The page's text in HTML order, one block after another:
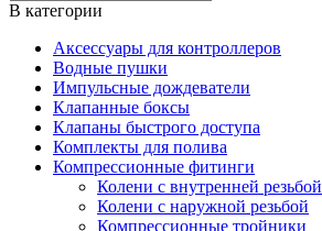
В категории
Аксессуары для контроллеров
Водные пушки
Импульсные дождеватели
Клапанные боксы
Клапаны быстрого доступа
Комплекты для полива
Компрессионные фитинги
Колени с внутренней резьбой
Колени с наружной резьбой
Компрессионные тройники